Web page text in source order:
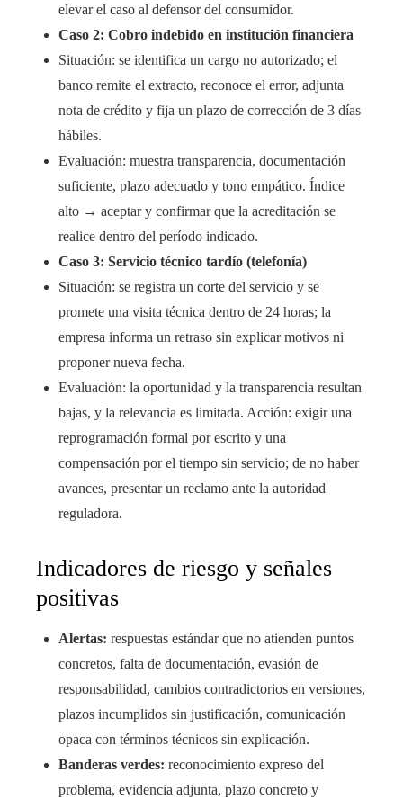
elevar el caso al defensor del consumidor.
Caso 2: Cobro indebido en institución financiera
Situación: se identifica un cargo no autorizado; el
banco remite el extracto, reconoce el error, adjunta
nota de crédito y fija un plazo de corrección de 3 días
hábiles.
Evaluación: muestra transparencia, documentación
suficiente, plazo adecuado y tono empático. Índice
alto → aceptar y confirmar que la acreditación se
realice dentro del período indicado.
Caso 3: Servicio técnico tardío (telefonía)
Situación: se registra un corte del servicio y se
promete una visita técnica dentro de 24 horas; la
empresa informa un retraso sin explicar motivos ni
proponer nueva fecha.
Evaluación: la oportunidad y la transparencia resultan
bajas, y la relevancia es limitada. Acción: exigir una
reprogramación formal por escrito y una
compensación por el tiempo sin servicio; de no haber
avances, presentar un reclamo ante la autoridad
reguladora.
Indicadores de riesgo y señales
positivas
Alertas: respuestas estándar que no atienden puntos
concretos, falta de documentación, evasión de
responsabilidad, cambios contradictorios en versiones,
plazos incumplidos sin justificación, comunicación
opaca con términos técnicos sin explicación.
Banderas verdes: reconocimiento expreso del
problema, evidencia adjunta, plazo concreto y